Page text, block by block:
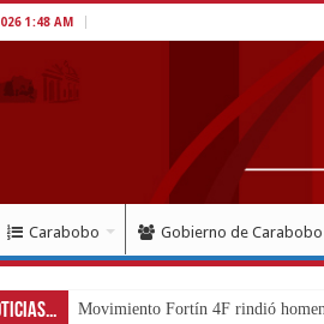
1:48 AM
Carabobo Gobierno de Carabobo
Movimiento Fortín 4F rindió